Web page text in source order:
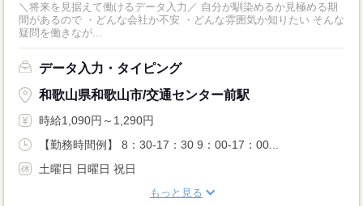
＼将来を見据えて働けるデータ入力／ 自分が馴染めるか見極める期
間があるので ・どんな会社か不安 ・どんな雰囲気か知りたい そんな
疑問を働きなが...
データ入力・タイピング
和歌山県和歌山市/交通センター前駅
時給1,090円～1,290円
【勤務時間例】 8：30-17：30 9：00-17：00...
土曜日 日曜日 祝日
もっと見る